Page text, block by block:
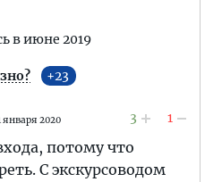
в июне 2019
23
января 2020 3 1
потому что
С экскурсоводом